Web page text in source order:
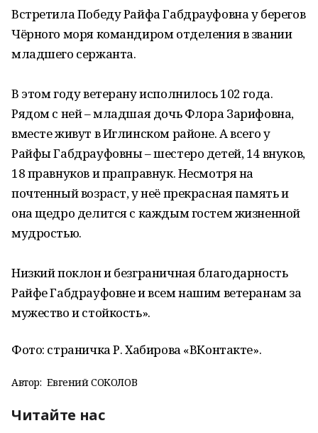
Встретила Победу Райфа Габдрауфовна у берегов
Чёрного моря командиром отделения в звании
младшего сержанта.
В этом году ветерану исполнилось 102 года.
Рядом с ней – младшая дочь Флора Зарифовна,
вместе живут в Иглинском районе. А всего у
Райфы Габдрауфовны – шестеро детей, 14 внуков,
18 правнуков и праправнук. Несмотря на
почтенный возраст, у неё прекрасная память и
она щедро делится с каждым гостем жизненной
мудростью.
Низкий поклон и безграничная благодарность
Райфе Габдрауфовне и всем нашим ветеранам за
мужество и стойкость».
Фото: страничка Р. Хабирова «ВКонтакте».
Автор: Евгений СОКОЛОВ
Читайте нас